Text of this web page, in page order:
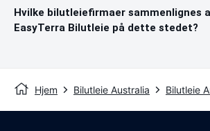
Hvilke bilutleiefirmaer sammenlignes
EasyTerra Bilutleie på dette stedet?
Hjem Bilutleie Australia Bilutleie